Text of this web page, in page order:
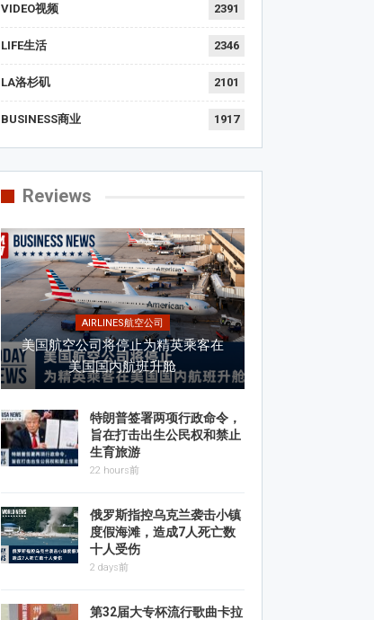
VIDEO视频 2391
LIFE生活 2346
LA洛杉矶 2101
BUSINESS商业 1917
Reviews
AIRLINES航空公司
美国航空公司将停止为精英乘客在
美国国内航班升舱
特朗普签署两项行政命令，
旨在打击出生公民权和禁止
生育旅游
22 hours前
俄罗斯指控乌克兰袭击小镇
度假海滩，造成7人死亡数
十人受伤
2 days前
第32届大专杯流行歌曲卡拉